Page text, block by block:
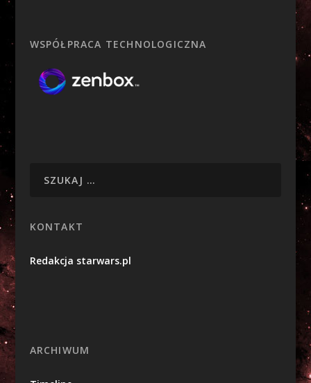
WSPÓŁPRACA TECHNOLOGICZNA
KONTAKT
Redakcja starwars.pl
ARCHIWUM